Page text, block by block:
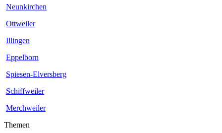
Neunkirchen
Ottweiler
Illingen
Eppelborn
Spiesen-Elversberg
Schiffweiler
Merchweiler
Themen